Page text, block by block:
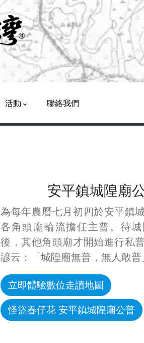
活動 聯絡我們
安平鎮城隍廟
為每年農曆七月初四於安平鎮
各角頭廟輪流擔任主普。待
後，其他角頭廟才開始進行私
諺云：「城隍廟無普，無人敢普
立即體驗數位走讀地圖
怪盜春仔花 安平鎮城隍廟公普